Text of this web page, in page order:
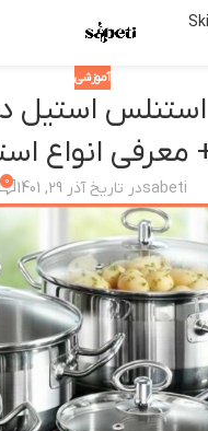
آموزشی
استنلس استیل
معرفی انواع
sabetiدر تاریخ آذر 29, 1401 0